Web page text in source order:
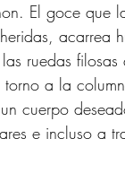
El goce que
acarrea
ruedas
a la
cuerpo
e incluso a